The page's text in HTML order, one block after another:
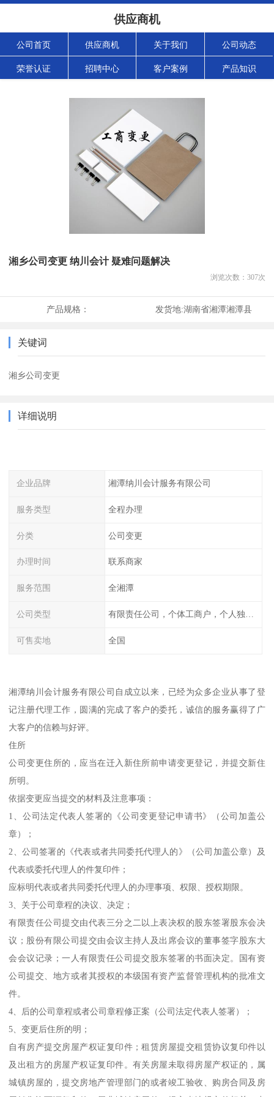
供应商机
公司首页 供应商机 关于我们 公司动态
荣誉认证 招聘中心 客户案例 产品知识
湘乡公司变更 纳川会计 疑难问题解决
浏览次数： 307次
产品规格： 发货地:湖南省湘潭湘潭县
关键词
湘乡公司变更
详细说明
企业品牌 湘潭纳川会计服务有限公司
服务类型 全程办理
分类 公司变更
办理时间 联系商家
服务范围 全湘潭
公司类型
可售卖地 全国
湘潭纳川会计服务有限公司自成立以来，已经为众多企业从事了登
记注册代理工作，圆满的完成了客户的委托，诚信的服务赢得了广
大客户的信赖与好评。
住所
公司变更住所的，应当在迁入新住所前申请变更登记，并提交新住
所明。
依据变更应当提交的材料及注意事项：
1、公司法定代表人签署的《公司变更登记申请书》（公司加盖公
章）；
2、公司签署的《代表或者共同委托代理人的》（公司加盖公章）及
代表或委托代理人的件复印件；
应标明代表或者共同委托代理人的办理事项、权限、授权期限。
3、关于公司章程的决议、决定；
有限责任公司提交由代表三分之二以上表决权的股东签署股东会决
议；股份有限公司提交由会议主持人及出席会议的董事签字股东大
会会议记录；一人有限责任公司提交股东签署的书面决定。国有资
公司提交、地方或者其授权的本级国有资产监督管理机构的批准文
件。
4、后的公司章程或者公司章程修正案（公司法定代表人签署）；
5、变更后住所的明；
自有房产提交房屋产权证复印件；租赁房屋提交租赁协议复印件以
及出租方的房屋产权证复印件。有关房屋未取得房屋产权证的，属
城镇房屋的，提交房地产管理部门的或者竣工验收、购房合同及房